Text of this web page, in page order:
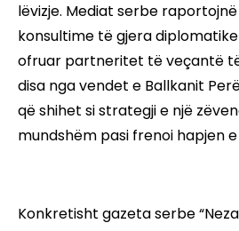
lëvizje. Mediat serbe
konsultime të gjera
ofruar partneritet të veçantë
disa nga vendet e Ballkanit
që shihet si strategji e një
mundshëm pasi frenoi hapjen
Konkretisht gazeta serbe